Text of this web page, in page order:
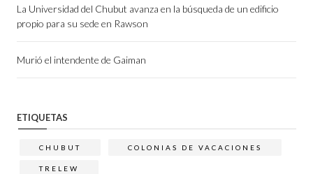
La Universidad del Chubut avanza en la búsqueda de un edificio
propio para su sede en Rawson
Murió el intendente de Gaiman
ETIQUETAS
CHUBUT COLONIAS DE VACACIONES
TRELEW